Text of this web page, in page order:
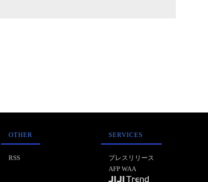
OTHER
RSS
SERVICES
プレスリリース
AFP WAA